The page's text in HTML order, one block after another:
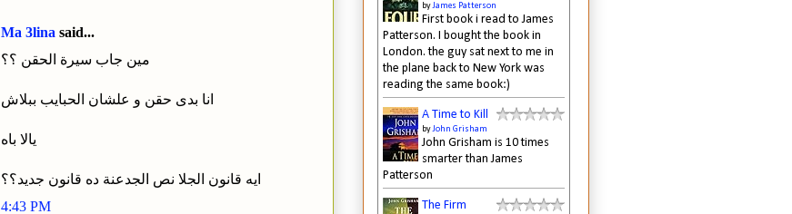
Ma 3lina said...
مين جاب سيرة الحقن ؟؟
انا بدى حقن و علشان الحبايب ببلاش
يالا باه
ايه قانون الجلا نص الجدعنة ده قانون جديد؟؟
4:43 PM
byJames Patterson
First book i read to James
Patterson. I bought the book in
London. the guy sat next to me in
the plane back to New York was
reading the same book:)
A Time to Kill
byJohn Grisham
John Grisham is 10 times
smarter than James
Patterson
The Firm